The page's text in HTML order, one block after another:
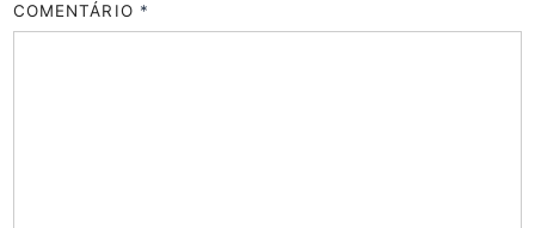
COMENTÁRIO *